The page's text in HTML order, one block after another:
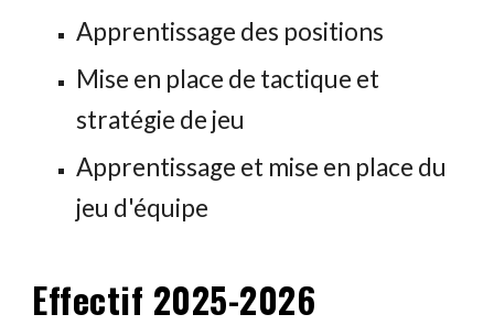
Apprentissage des positions
Mise en place de tactique et
stratégie de jeu
Apprentissage et mise en place du
jeu d'équipe
Effectif 2025-2026